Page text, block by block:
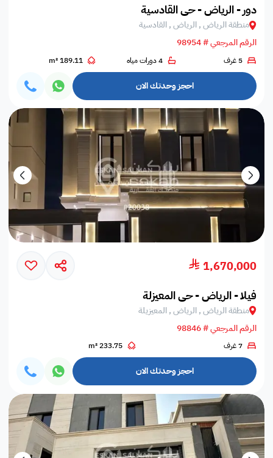
دور - الرياض - حي القادسية
منطقة الرياض , الرياض , القادسية
الرقم المرجعي # 98954
5 غرف 4 دورات مياه 189.11 m²
احجز وحدتك الان
1,670,000
فيلا - الرياض - حي المعيزلة
منطقة الرياض , الرياض , المعيزيلة
الرقم المرجعي # 98846
7 غرف 233.75 m²
احجز وحدتك الان